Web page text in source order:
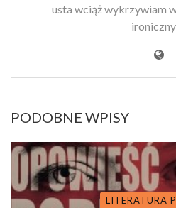
usta wciąż wykrzywiam
PODOBNE WPISY
LITERATURA